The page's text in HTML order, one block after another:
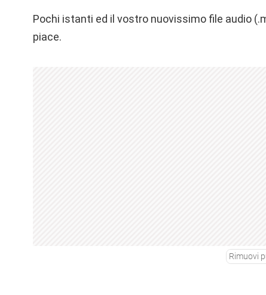
Pochi istanti ed il vostro nuovissimo file audio
piace.
Rimuovi